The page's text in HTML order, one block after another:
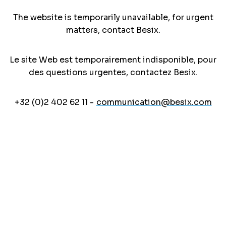
The website is temporarily unavailable, for urgent
matters, contact Besix.
Le site Web est temporairement indisponible, pour
des questions urgentes, contactez Besix.
+32 (0)2 402 62 11 - communication@besix.com